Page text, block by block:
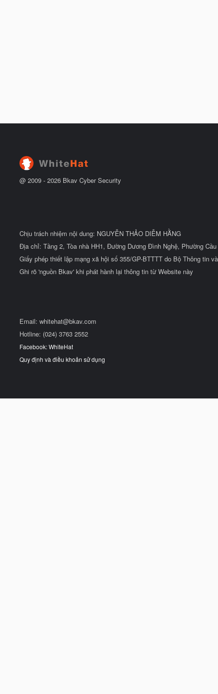
@ 2009 - 2026 Bkav Cyber Security
Chịu trách nhiệm nội dung: NGUYỄN THẢO DIỄM HẰNG
Địa chỉ: Tầng 2, Tòa nhà HH1, Đường Dương Đình Nghệ, Phường
Giấy phép thiết lập mạng xã hội số 355/GP-BTTTT do Bộ Thông tin
Ghi rõ 'nguồn Bkav' khi phát hành lại thông tin từ Website này
Email: whitehat@bkav.com
Hotline: (024) 3763 2552
Facebook: WhiteHat
Quy định và điều khoản sử dụng